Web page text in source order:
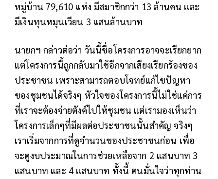
หมู่บ้าน 79,610 แห่ง มีสมาชิกกว่า 13 ล้านคน และ
มีเงินทุนหมุนเวียน 3 แสนล้านบาท
นายกฯ กล่าวต่อว่า วันนี้ชื่อโครงการอาจจะเรียกยาก
แต่โครงการนี้ถูกกลับมาใช้อีกจากเสียงเรียกร้องของ
ประชาชน เพราะสามารถตอบโจทย์แก้ไขปัญหา
ของชุมชนได้จริงๆ หัวใจของโครงการนี้ไม่ใช่แค่การ
ที่เราจะต้องจ่ายตังค์ไปให้ชุมชน แต่เรามองเห็นว่า
โครงการเล็กๆที่มีผลต่อประชาชนนั้นสำคัญ จริงๆ
เราเริ่มจากการที่ดูจำนวนของประชาชนก่อน เพื่อ
จะดูงบประมาณในการช่วยเหลือจาก 2 แสนบาท 3
แสนบาท และ 4 แสนบาท ทั้งนี้ ตนมั่นใจว่าทุกท่าน